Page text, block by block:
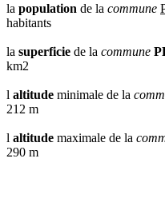
la population de la commune
habitants
la superficie de la commune
km2
l altitude minimale de la
212 m
l altitude maximale de la
290 m